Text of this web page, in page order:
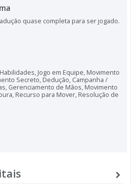
quase completa para ser jogado.
, Jogo em Equipe, Movimento
Secreto, Dedução, Campanha /
, Gerenciamento de Mãos, Movimento
, Recurso para Mover, Resolução de